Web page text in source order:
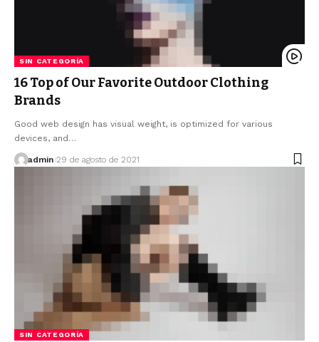
SIN CATEGORÍA
16 Top of Our Favorite Outdoor Clothing
Brands
Good web design has visual weight, is optimized for various
devices, and…
admin 29 de agosto de 2021
SIN CATEGORÍA